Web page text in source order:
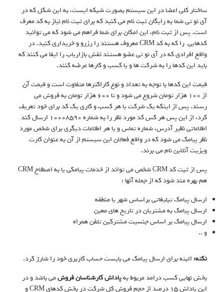
ساختار کلی اعضا در این سیستم بصورت شبکه ایست، به این شکل که در
آی نو تی شما به رایگان ثبت نام می کنید که برای ثبت نام نیاز به کد معرف
است. پس از ثبت نام، این امکان برای شما فراهم می شود که می توانید
کدهایی را که به کد CRM معروف هستند را رزرو و خریداری کنید. در
واقع افرادی که در آی نو تی عضو هستند نقش بازاریاب را ایفا می کنند که
باید این کدها را به شرکت ها و یا کسب و کارها عرضه کنند.
قیمت این کدها با توجه به تعداد و نوع کاراکترها متفاوت است و قیمت آن
از ۱۰۰ هزار تومان شروع می شود و تا ۶۰۰ هزار تومان به فروش می
رسند. پس از اینکه یک شرکت یا هر کسب و کاری یک کد برای خود تعریف
کرد، از این پس هر کس کد مورد نظر را به شماره ۱۰۰۰۸۵۹۰ ارسال کند
اطلاعاتی نظیر آدرس، شماره تماس و یا هر اطلاعات دیگری برای شخص مورد
نظر پیامک می شود که در واقع فعالان این سیستم از آن به عنوان کارت
ویزیت آنلاین نام می برند.
پس از ثبت کد CRM شخص می تواند از خدمات پیامکی یا به اصطلاح CRM
هم بهره مند شود که از جمله آنها :
ارسال پیامک تبلیغاتی براساس شهر یا منطقه
ارسال پیامک به مشتریان در تاریخ های معین
ارسال پیامک بر اساس جنسیت مشترکین تلفن همراه
و ..
نکته: البته برای ارسال پیامک می بایست حساب کاربری خود را شارژ کرد.
بخش نهایی کسب درامد مربوط بهپاداش کارشناسان فروشمی باشد و در
این پاداش ۱۵ درصد از حجم فروش کل شرکت در بخش کدهای CRM و